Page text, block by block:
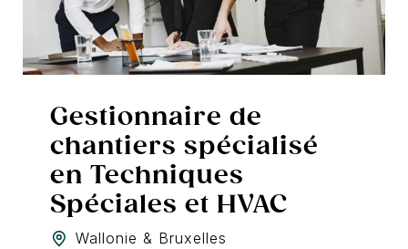
Gestionnaire de
chantiers spécialisé
en Techniques
Spéciales et HVAC
Wallonie & Bruxelles